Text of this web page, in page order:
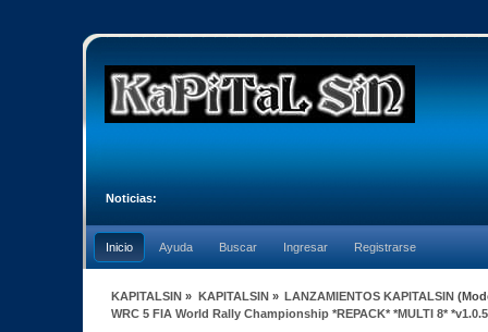
Noticias:
Inicio Ayuda Buscar Ingresar Registrarse
KAPITALSIN » KAPITALSIN» LANZAMIENTOS KAPITALSIN
WRC 5 FIA World Rally Championship *REPACK* *MULTI 8*